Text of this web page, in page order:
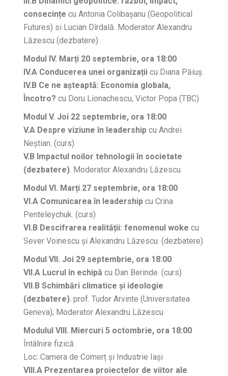
consecințe cu Antonia Colibașanu (Geopolitical
Futures) si Lucian Dîrdală. Moderator Alexandru
Lăzescu (dezbatere)
Modul IV. Marți 20 septembrie, ora 18:00
IV.A Conducerea unei organizațiicu Diana Păiuș.
IV.B Ce ne așteaptă: Economia globala,
Încotro? cu Doru Lionachescu, Victor Popa (TBC)
Modul V. Joi 22 septembrie, ora 18:00
V.A Despre viziune în leadershipcu Andrei
Neștian. (curs)
V.B Impactul noilor tehnologii în societate
(dezbatere). Moderator Alexandru Lăzescu
Modul VI. Marți 27 septembrie, ora 18:00
VI.A Comunicarea în leadershipcu Crina
Penteleychuk. (curs)
VI.B Descifrarea realității: fenomenul woke cu
Sever Voinescu și Alexandru Lăzescu. (dezbatere)
Modul VII. Joi 29 septembrie, ora 18:00
VII.A Lucrul în echipă cu Dan Berinde. (curs)
VII.B Schimbări climatice și ideologie
(dezbatere). prof. Tudor Arvinte (Universitatea
Geneva); Moderator Alexandru Lăzescu
Modulul VIII. Miercuri 5 octombrie, ora 18:00
Întâlnire fizică.
Loc: Camera de Comerț și Industrie Iași
VIII.A Prezentarea proiectelor de viitor ale